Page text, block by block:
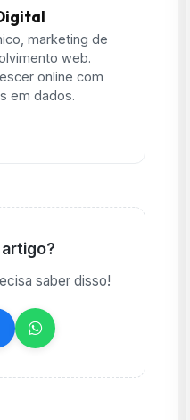
marketing de
web.
online com
em dados.
saber disso!